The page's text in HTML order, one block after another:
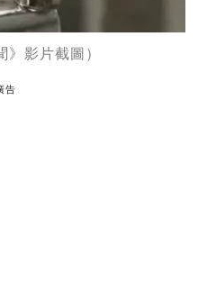
》影片截圖）
告